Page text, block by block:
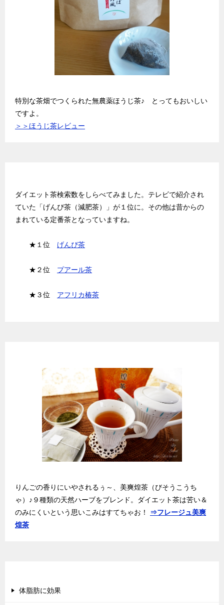
特別な茶畑でつくられた無農薬ほうじ茶♪ とってもおいしい
ですよ。
＞＞ほうじ茶レビュー
ダイエット茶検索数をしらべてみました。テレビで紹介され
ていた「げんぴ茶（減肥茶）」が１位に。その他は昔からの
まれている定番茶となっていますね。
★１位 げんぴ茶
★２位 プアール茶
★３位 アフリカ椿茶
りんごの香りにいやされるぅ～、美爽煌茶（びそうこうち
ゃ）♪９種類の天然ハーブをブレンド。ダイエット茶は苦い＆
のみにくいという思いこみはすてちゃお！ ⇒フレージュ美爽
煌茶
体脂肪に効果